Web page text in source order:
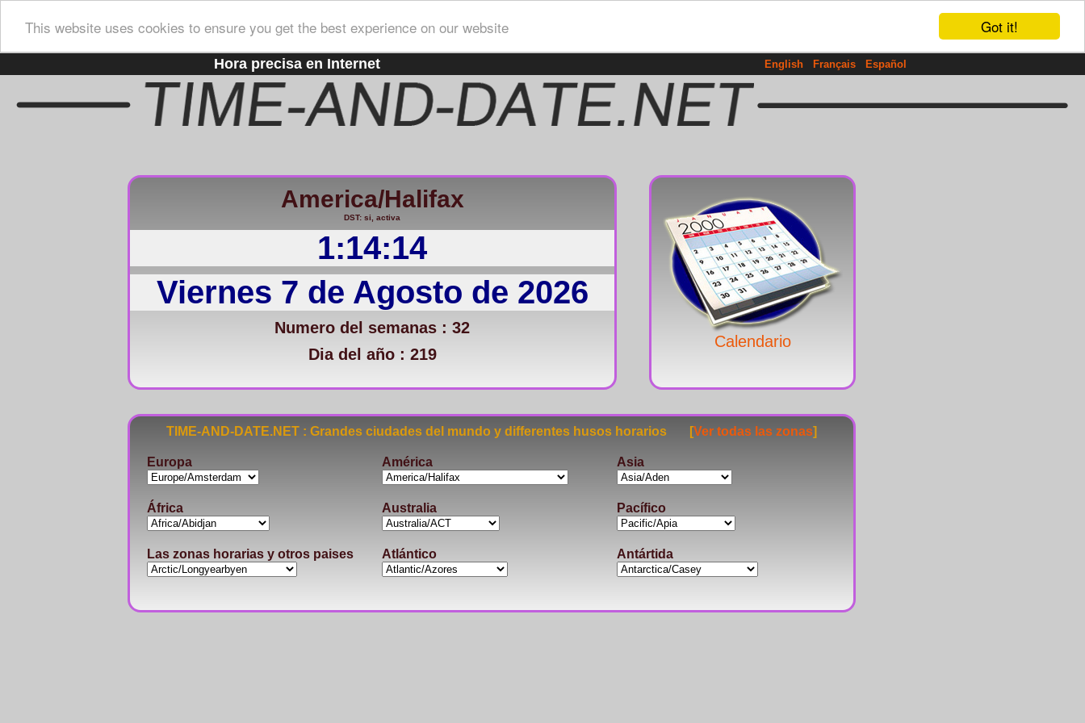
Got it!
This website uses cookies to ensure you get the best experience on our website
Hora precisa en Internet English Français Español
America/Halifax
DST: si, activa
1:14:14
Viernes 7 de Agosto de 2026
Numero del semanas : 32
Dia del año : 219
Calendario
TIME-AND-DATE.NET : Grandes ciudades del mundo y differentes husos horarios [Ver todas las zonas]
Europa América Asia
África Australia Pacífico
Las zonas horarias y otros paises Atlántico Antártida